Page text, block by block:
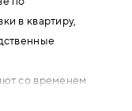
в квартиру,
со временем